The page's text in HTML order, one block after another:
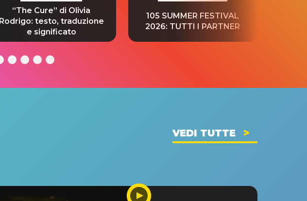
“The Cure” di Olivia
Rodrigo: testo, traduzione
e significato
105 SUMMER FESTIVAL
2026: TUTTI I PARTNER
VEDI TUTTE